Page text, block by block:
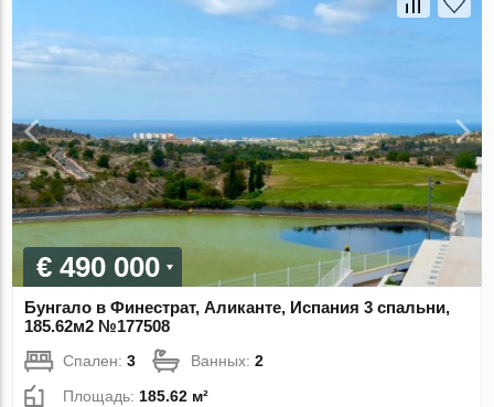
€ 490 000
Бунгало в Финестрат, Аликанте, Испания 3 спальни,
185.62м2 №177508
Спален:3 Ванных:2
Площадь: 185.62 м²